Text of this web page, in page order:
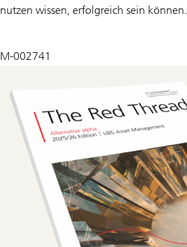
nutzen wissen, erfolgreich sein können.
M-002741